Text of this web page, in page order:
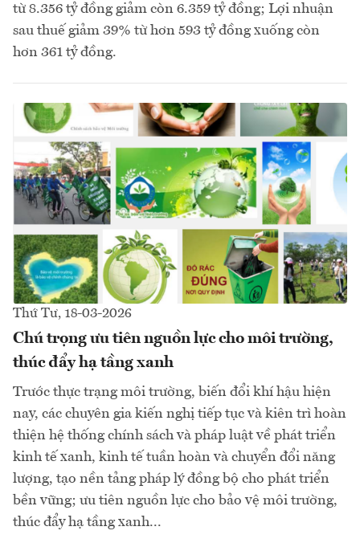
từ 8.356 tỷ đồng giảm còn 6.359 tỷ đồng; Lợi nhuận
sau thuế giảm 39% từ hơn 593 tỷ đồng xuống còn
hơn 361 tỷ đồng.
Thứ Tư, 18-03-2026
Chú trọng ưu tiên nguồn lực cho môi trường,
thúc đẩy hạ tầng xanh
Trước thực trạng môi trường, biến đổi khí hậu hiện
nay, các chuyên gia kiến nghị tiếp tục và kiên trì hoàn
thiện hệ thống chính sách và pháp luật về phát triển
kinh tế xanh, kinh tế tuần hoàn và chuyển đổi năng
lượng, tạo nền tảng pháp lý đồng bộ cho phát triển
bền vững; ưu tiên nguồn lực cho bảo vệ môi trường,
thúc đẩy hạ tầng xanh...